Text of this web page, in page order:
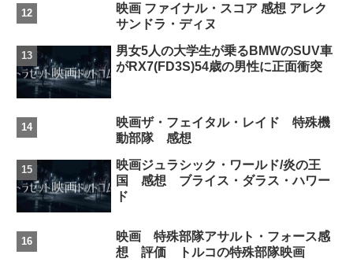
映画 ファイナル・スコア 感想 アレク
サンドラ・ディヌ
男女5人の大学生が乗るBMWのSUV車
がRX7(FD3S)54歳の男性に正面衝突
映画ザ・フェイタル・レイド 特殊機
動部隊 感想
映画ジュラシック・ワールド/炎の王
国 感想 ブライス・ダラス・ハワー
ド
映画 特殊部隊アサルト・フォース感
想 評価 トルコの特殊部隊映画